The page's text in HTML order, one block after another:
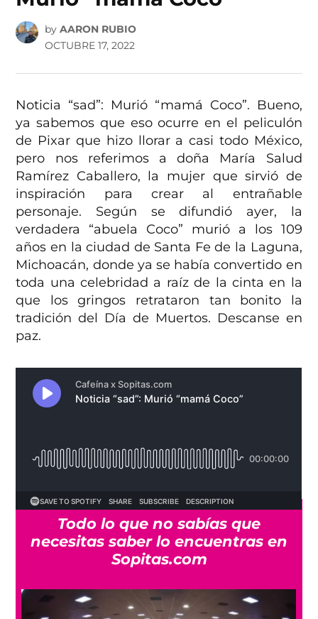
by AARON RUBIO
OCTUBRE 17, 2022
Noticia “sad”: Murió “mamá Coco”. Bueno,
ya sabemos que eso ocurre en el peliculón
de Pixar que hizo llorar a casi todo México,
pero nos referimos a doña María Salud
Ramírez Caballero, la mujer que sirvió de
inspiración para crear al entrañable
personaje. Según se difundió ayer, la
verdadera “abuela Coco” murió a los 109
años en la ciudad de Santa Fe de la Laguna,
Michoacán, donde ya se había convertido en
toda una celebridad a raíz de la cinta en la
que los gringos retrataron tan bonito la
tradición del Día de Muertos. Descanse en
paz.
Todo lo que no sabías que
necesitas saber lo encuentras en
Sopitas.com